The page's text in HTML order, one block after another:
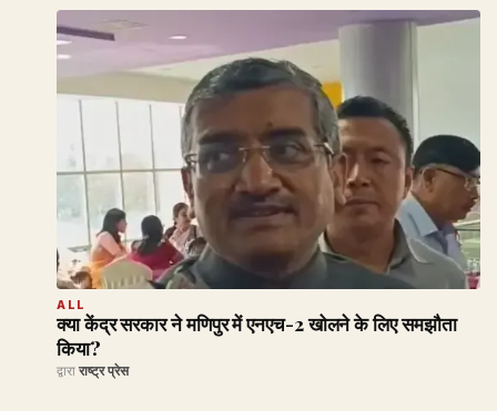
ALL
क्या केंद्र सरकार ने मणिपुर में एनएच-2 खोलने के लिए समझौता
किया?
द्वारा राष्ट्र प्रेस